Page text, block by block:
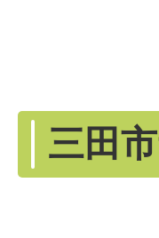
三田